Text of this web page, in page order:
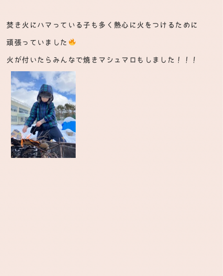
焚き火にハマっている子も多く熱心に火をつけるために
頑張っていました
火が付いたらみんなで焼きマシュマロもしました！！！